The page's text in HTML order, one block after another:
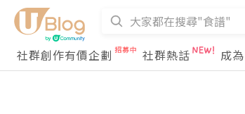
社群創作有價企劃 社群熱話 成